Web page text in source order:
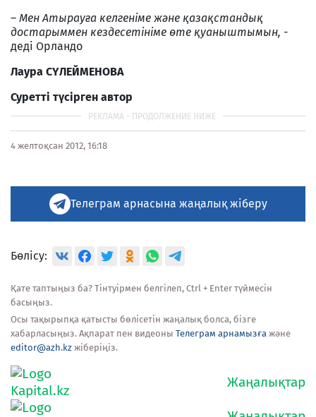
– Мен Атырауға келгеніме және қазақстандық
достарыммен кездесетініме өте қуаныштымын, -
деді Орландо
Лаура СҮЛЕЙМЕНОВА
Суретті түсірген автор
4 желтоқсан 2012, 16:18
Телеграм арнасына жаңалық жіберу
Бөлісу:
Қате таптыңыз ба? Тінтуірмен белгілеп, Ctrl + Enter түймесін
басыңыз.
Осы тақырыпқа қатысты бөлісетін жаңалық болса, бізге
хабарласыңыз. Ақпарат пен видеоны Телеграм арнамызға және
editor@azh.kz жіберіңіз.